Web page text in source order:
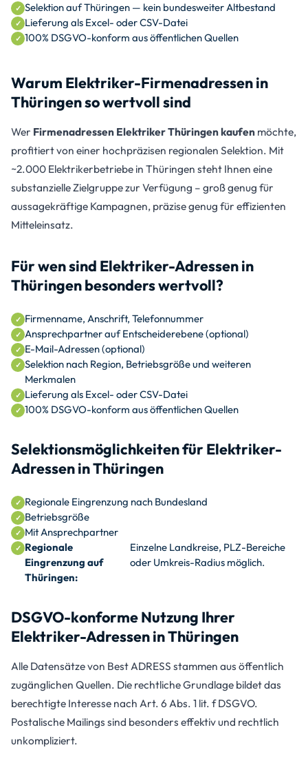
Selektion auf Thüringen — kein bundesweiter Altbestand
Lieferung als Excel- oder CSV-Datei
100% DSGVO-konform aus öffentlichen Quellen
Warum Elektriker-Firmenadressen in
Thüringen so wertvoll sind
Wer Firmenadressen Elektriker Thüringen kaufen möchte,
profitiert von einer hochpräzisen regionalen Selektion. Mit
~2.000 Elektrikerbetriebe in Thüringen steht Ihnen eine
substanzielle Zielgruppe zur Verfügung – groß genug für
aussagekräftige Kampagnen, präzise genug für effizienten
Mitteleinsatz.
Für wen sind Elektriker-Adressen in
Thüringen besonders wertvoll?
Firmenname, Anschrift, Telefonnummer
Ansprechpartner auf Entscheiderebene (optional)
E-Mail-Adressen (optional)
Selektion nach Region, Betriebsgröße und weiteren
Merkmalen
Lieferung als Excel- oder CSV-Datei
100% DSGVO-konform aus öffentlichen Quellen
Selektionsmöglichkeiten für Elektriker-
Adressen in Thüringen
Regionale Eingrenzung nach Bundesland
Betriebsgröße
Mit Ansprechpartner
Regionale
Eingrenzung auf
Thüringen:
Einzelne Landkreise, PLZ-Bereiche
oder Umkreis-Radius möglich.
DSGVO-konforme Nutzung Ihrer
Elektriker-Adressen in Thüringen
Alle Datensätze von Best ADRESS stammen aus öffentlich
zugänglichen Quellen. Die rechtliche Grundlage bildet das
berechtigte Interesse nach Art. 6 Abs. 1 lit. f DSGVO.
Postalische Mailings sind besonders effektiv und rechtlich
unkompliziert.